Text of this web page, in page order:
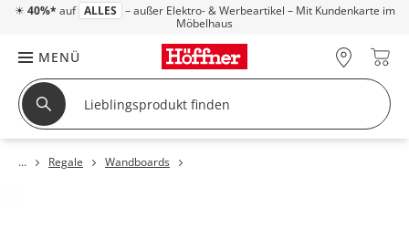
☀ 40%* auf ALLES – außer Elektro- & Werbeartikel – Mit Kundenkarte im
Möbelhaus
MENÜ
Regale Wandboards